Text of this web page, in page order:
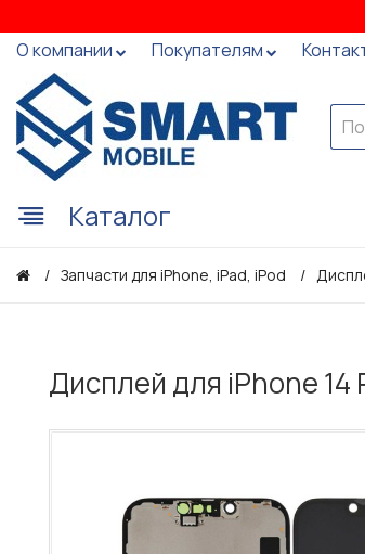
О компании Покупателям
Каталог
Запчасти для iPhone, iPad, iPod
Дисплей для iPhone